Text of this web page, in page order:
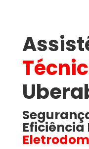
Eficiência